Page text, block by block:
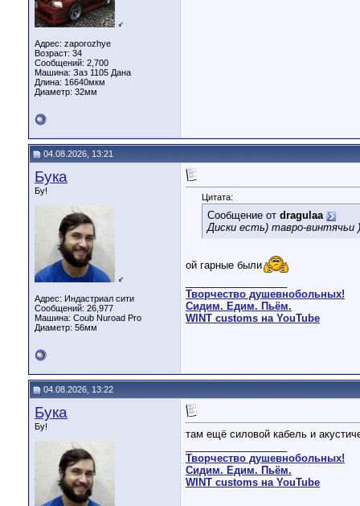
♂
Адрес: zaporozhye
Возраст: 34
Сообщений: 2,700
Машина: Заз 1105 Дана
Длина: 16640мкм
Диаметр: 32мм
04.08.2026, 13:21
Бука
Бу!
♂
Адрес: Индастриал сити
Сообщений: 26,977
Машина: Coub Nuroad Pro
Диаметр: 56мм
Цитата:
Сообщение от dragulaa
Диски есть) тавро-винтячьи )
ой гарные были
Творчество душевнобольных!
Сидим. Едим. Пьём.
WINT customs на YouTube
04.08.2026, 13:22
Бука
Бу!
там ещё силовой кабель и
Творчество душевнобольных!
Сидим. Едим. Пьём.
WINT customs на YouTube